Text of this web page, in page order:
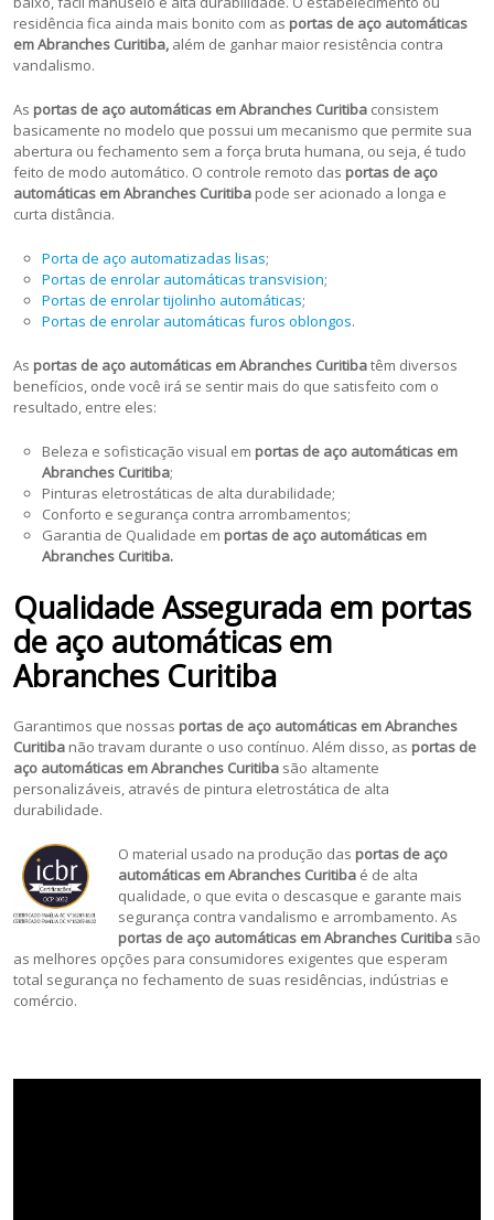
residência fica ainda mais bonito com as portas de aço automáticas
em Abranches Curitiba, além de ganhar maior resistência contra
vandalismo.
As portas de aço automáticas em Abranches Curitiba consistem
basicamente no modelo que possui um mecanismo que permite sua
abertura ou fechamento sem a força bruta humana, ou seja, é tudo
feito de modo automático. O controle remoto das portas de aço
automáticas em Abranches Curitiba pode ser acionado a longa e
curta distância.
Porta de aço automatizadas lisas;
Portas de enrolar automáticas transvision;
Portas de enrolar tijolinho automáticas;
Portas de enrolar automáticas furos oblongos.
As portas de aço automáticas em Abranches Curitibatêm diversos
benefícios, onde você irá se sentir mais do que satisfeito com o
resultado, entre eles:
Beleza e sofisticação visual em portas de aço automáticas em
Abranches Curitiba;
Pinturas eletrostáticas de alta durabilidade;
Conforto e segurança contra arrombamentos;
Garantia de Qualidade em portas de aço automáticas em
Abranches Curitiba.
Qualidade Assegurada em portas
de aço automáticas em
Abranches Curitiba
Garantimos que nossas portas de aço automáticas em Abranches
Curitiba não travam durante o uso contínuo. Além disso, as portas de
aço automáticas em Abranches Curitiba são altamente
personalizáveis, através de pintura eletrostática de alta
durabilidade.
O material usado na produção das portas de aço
automáticas em Abranches Curitibaé de alta
qualidade, o que evita o descasque e garante mais
segurança contra vandalismo e arrombamento. As
portas de aço automáticas em Abranches Curitibasão
as melhores opções para consumidores exigentes que esperam
total segurança no fechamento de suas residências, indústrias e
comércio.